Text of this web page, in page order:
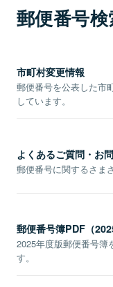
郵便番号
市町村変更情報
郵便番号を公表した市
しています。
よくあるご質問・お
郵便番号に関するさま
郵便番号簿PDF（
2025年度版郵便番号簿
す。